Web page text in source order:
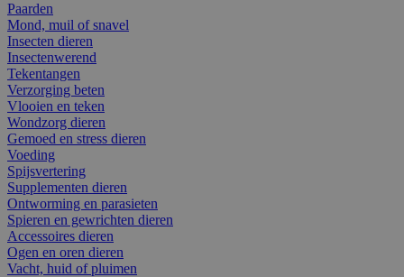
Paarden
Mond, muil of snavel
Insecten dieren
Insectenwerend
Tekentangen
Verzorging beten
Vlooien en teken
Wondzorg dieren
Gemoed en stress dieren
Voeding
Spijsvertering
Supplementen dieren
Ontworming en parasieten
Spieren en gewrichten dieren
Accessoires dieren
Ogen en oren dieren
Vacht, huid of pluimen